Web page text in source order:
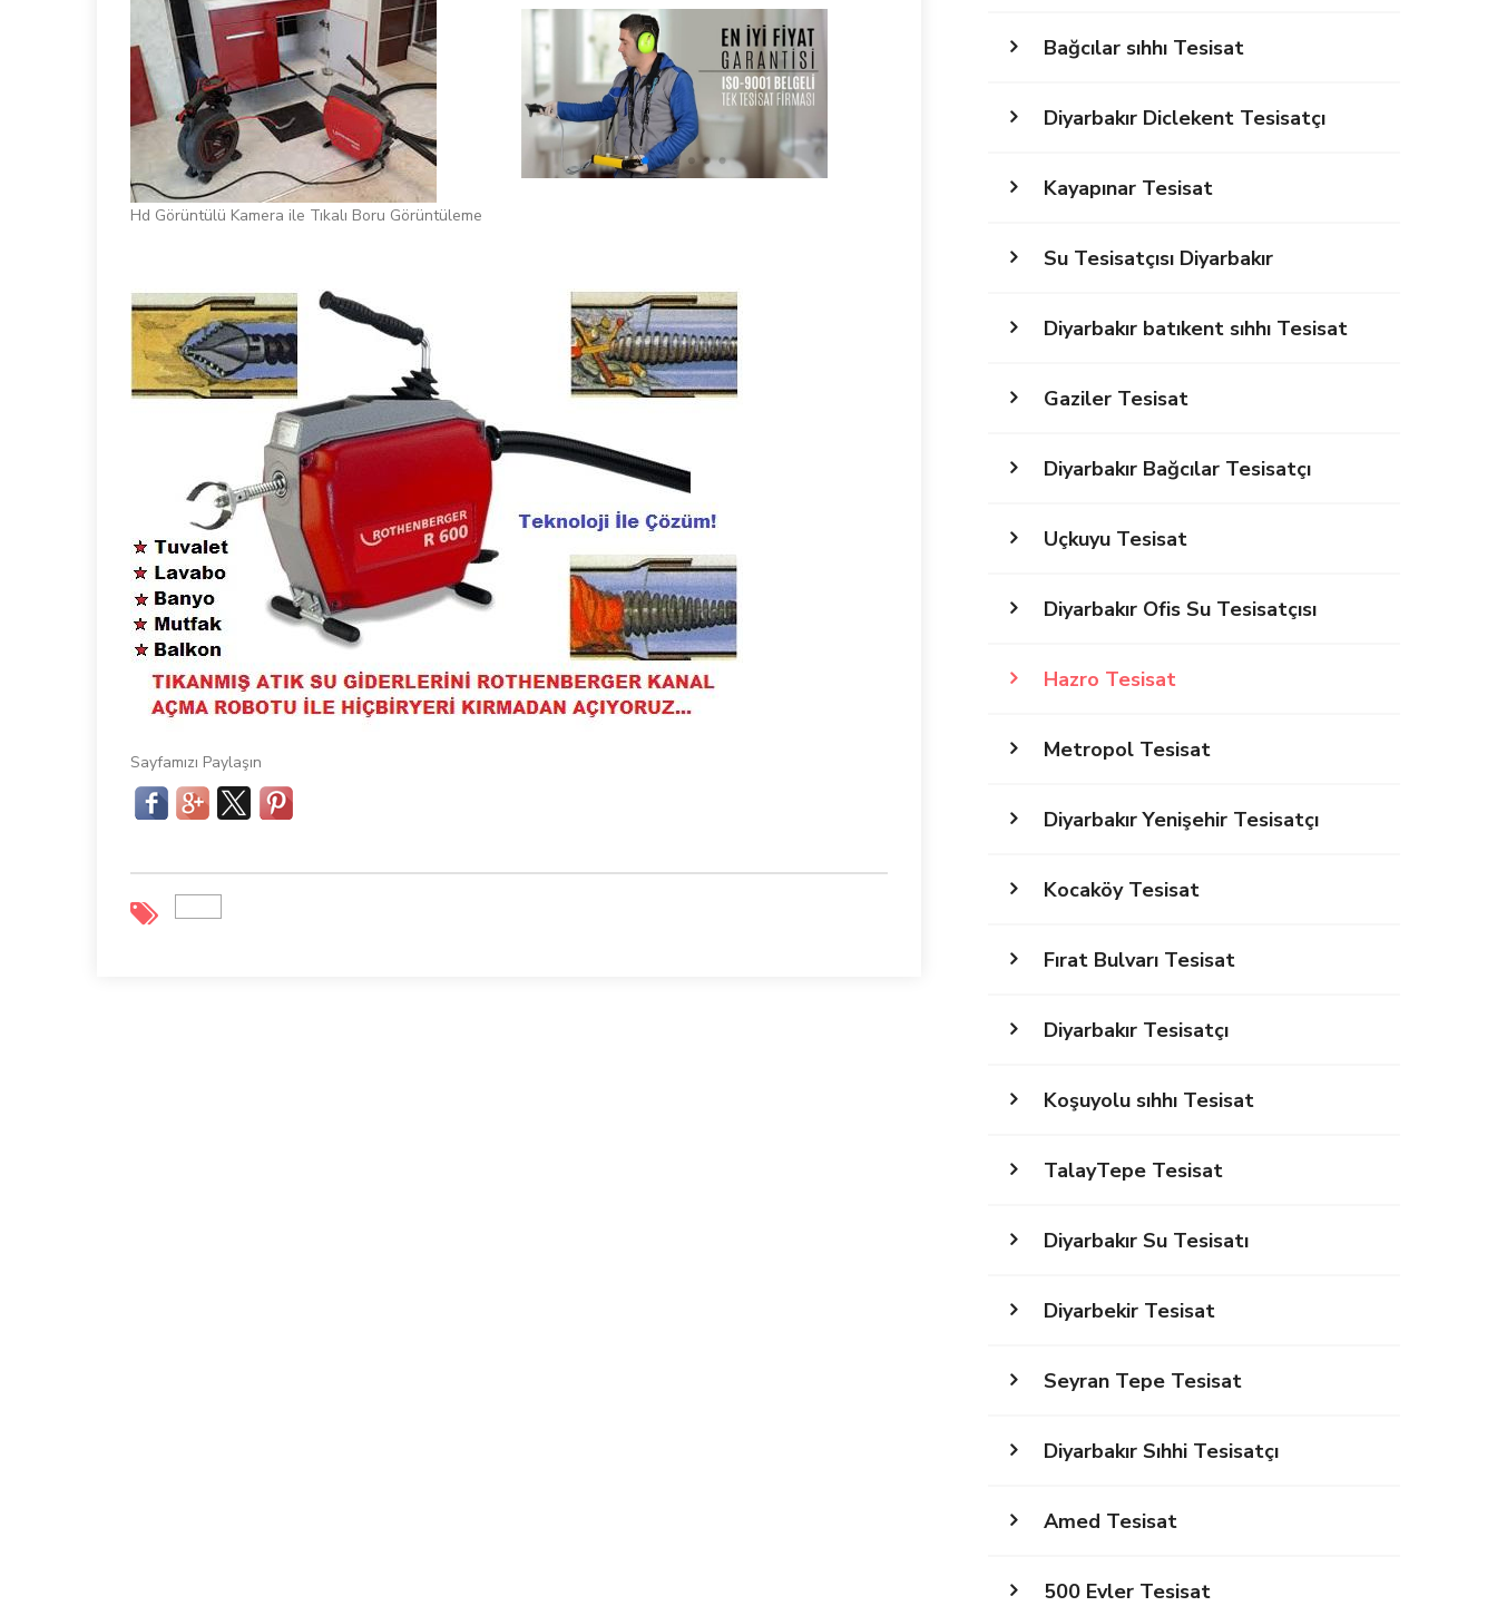
Hd Görüntülü Kamera ile Tıkalı Boru Görüntüleme
Sayfamızı Paylaşın
Bağcılar sıhhı Tesisat
Diyarbakır Diclekent Tesisatçı
Kayapınar Tesisat
Su Tesisatçısı Diyarbakır
Diyarbakır batıkent sıhhı Tesisat
Gaziler Tesisat
Diyarbakır Bağcılar Tesisatçı
Uçkuyu Tesisat
Diyarbakır Ofis Su Tesisatçısı
Hazro Tesisat
Metropol Tesisat
Diyarbakır Yenişehir Tesisatçı
Kocaköy Tesisat
Fırat Bulvarı Tesisat
Diyarbakır Tesisatçı
Koşuyolu sıhhı Tesisat
TalayTepe Tesisat
Diyarbakır Su Tesisatı
Diyarbekir Tesisat
Seyran Tepe Tesisat
Diyarbakır Sıhhi Tesisatçı
Amed Tesisat
500 Evler Tesisat